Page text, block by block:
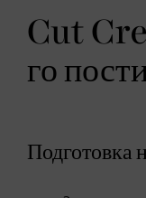
Cut
го
Подготовка